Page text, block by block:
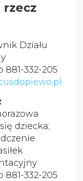
rzecz
Działu
881-332-205
dziecka;
881-332-205